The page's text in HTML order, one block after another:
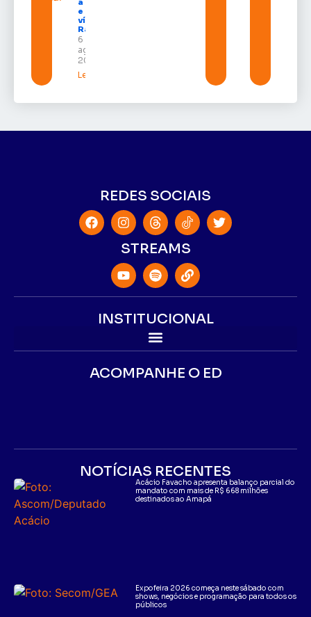
e grava
vídeo para
Randolfe
6 de
agosto de
2026
Leia mais »
REDES SOCIAIS
STREAMS
INSTITUCIONAL
ACOMPANHE O ED
NOTÍCIAS RECENTES
Acácio Favacho apresenta balanço parcial do
mandato com mais de R$ 668 milhões
destinados ao Amapá
Expofeira 2026 começa neste sábado com
shows, negócios e programação para todos os
públicos